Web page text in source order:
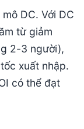
DC. Với DC
từ giảm
2-3 người),
xuất nhập.
có thể đạt